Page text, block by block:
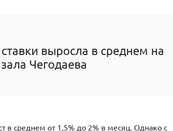
выросла в среднем на
Чегодаева
в среднем от 1,5% до 2% в месяц. Однако с